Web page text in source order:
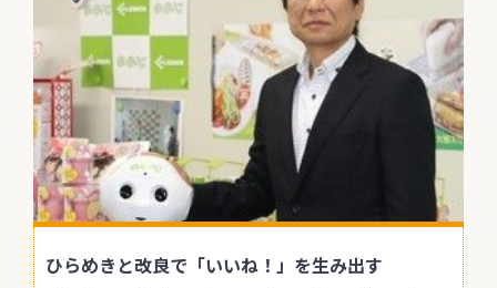
ひらめきと改良で「いいね！」を生み出す